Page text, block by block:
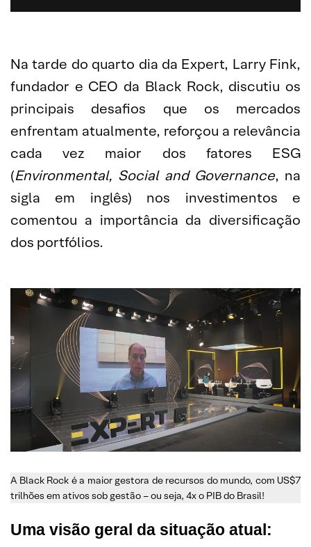
Na tarde do quarto dia da Expert, Larry Fink,
fundador e CEO da Black Rock, discutiu os
principais desafios que os mercados
enfrentam atualmente, reforçou a relevância
cada vez maior dos fatores ESG
(Environmental, Social and Governance, na
sigla em inglês) nos investimentos e
comentou a importância da diversificação
dos portfólios.
A Black Rock é a maior gestora de recursos do mundo, com US$7
trilhões em ativos sob gestão – ou seja, 4x o PIB do Brasil!
Uma visão geral da situação atual :